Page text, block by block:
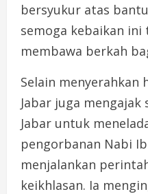
bersyukur atas
semoga kebaikan
membawa berkah
Selain menyerahkan
Jabar juga
Jabar untuk
pengorbanan Nabi
menjalankan
keikhlasan. Ia